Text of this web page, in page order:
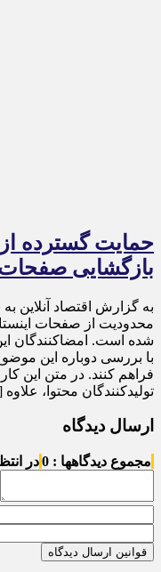
حمایت گسترده از
بازگشایی صفحات
به گزارش اقتصاد آنلاین
محدودیت از صفحات
شده است. امضاکنندگان
با بررسی دوباره این
فراهم کنند. در متن این
تولیدکنندگان محتوا،
ارسال دیدگاه
مجموع دیدگاهها : 0 در
قوانین ارسال دیدگاه